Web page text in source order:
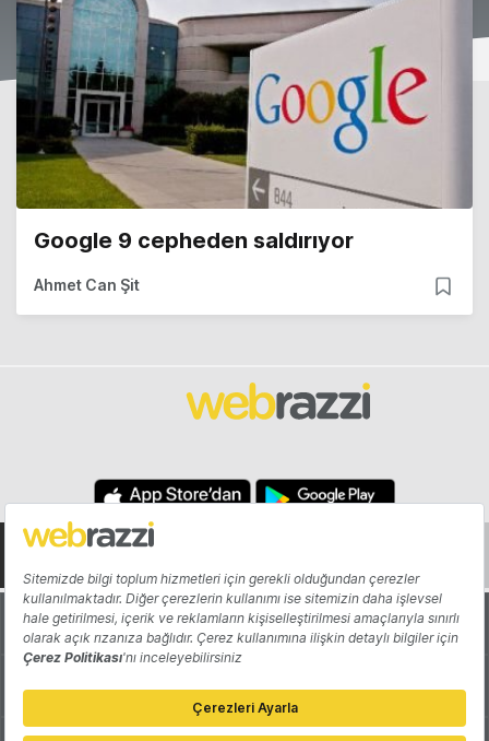
Google 9 cepheden saldırıyor
Ahmet Can Şit
Hakkında Yazarlar
Katkıda Bulun Reklam